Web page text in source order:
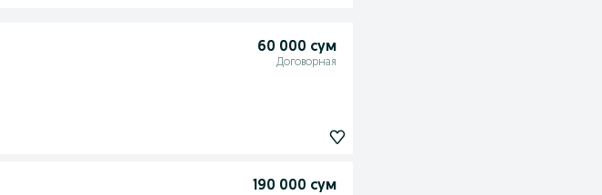
60 000 сум
Договорная
190 000 сум